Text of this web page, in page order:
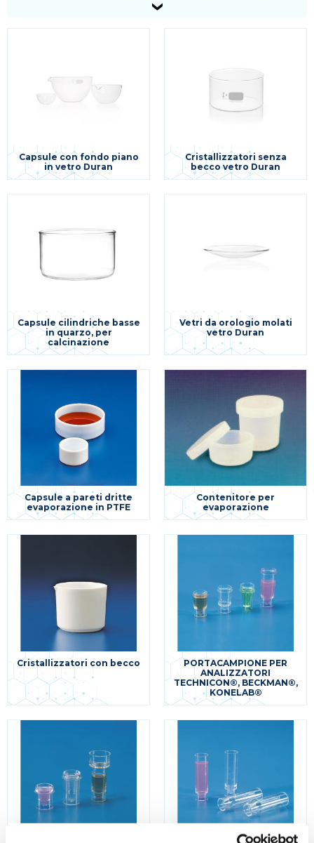
Piastre
Pinzetteria e morsetteria
Pipette
Vetreria da laboratorio
Capsule con fondo piano
in vetro Duran
Cristallizzatori senza
becco vetro Duran
Capsule cilindriche basse
in quarzo, per
calcinazione
Vetri da orologio molati
vetro Duran
Capsule a pareti dritte
evaporazione in PTFE
Contenitore per
evaporazione
Cristallizzatori con becco
PORTACAMPIONE PER
ANALIZZATORI
TECHNICON®, BECKMAN®,
KONELAB®